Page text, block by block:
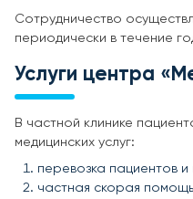
Сотрудничество
периодически в течение
Услуги центра
В частной клинике
медицинских услуг:
перевозка пациентов и
частная скорая